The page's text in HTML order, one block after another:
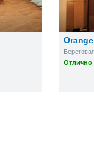
Отлично